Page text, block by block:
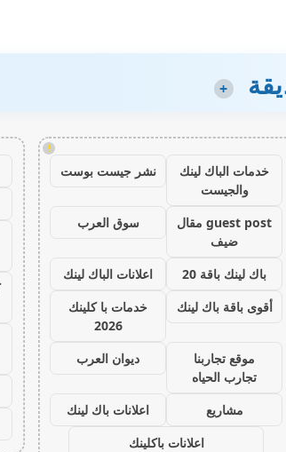
+
!
خدمات الباك لينك
والجيست
نشر جيست بوست
guest post مقال
ضيف
سوق العرب
باك لينك باقة 20
اعلانات الباك لينك
أقوى باقة باك لينك
خدمات با كلينك
2026
موقع تجاربنا
تجارب الحياه
ديوان العرب
مشاريع
اعلانات باك لينك
اعلانات باكلينك